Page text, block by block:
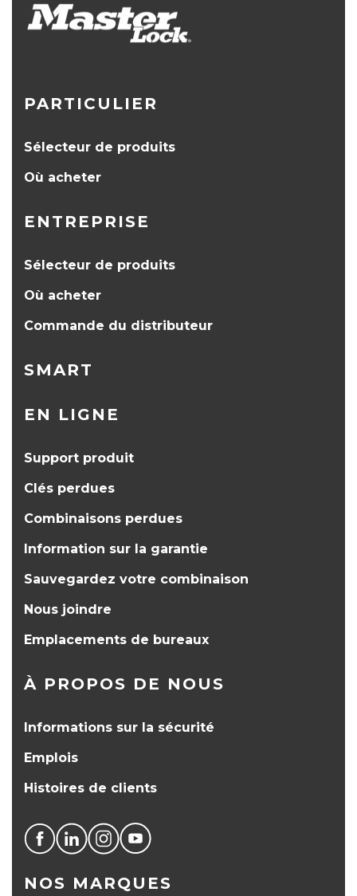
PARTICULIER
Sélecteur de produits
Où acheter
ENTREPRISE
Sélecteur de produits
Où acheter
Commande du distributeur
SMART
EN LIGNE
Support produit
Clés perdues
Combinaisons perdues
Information sur la garantie
Sauvegardez votre combinaison
Nous joindre
Emplacements de bureaux
À PROPOS DE NOUS
Informations sur la sécurité
Emplois
Histoires de clients
NOS MARQUES